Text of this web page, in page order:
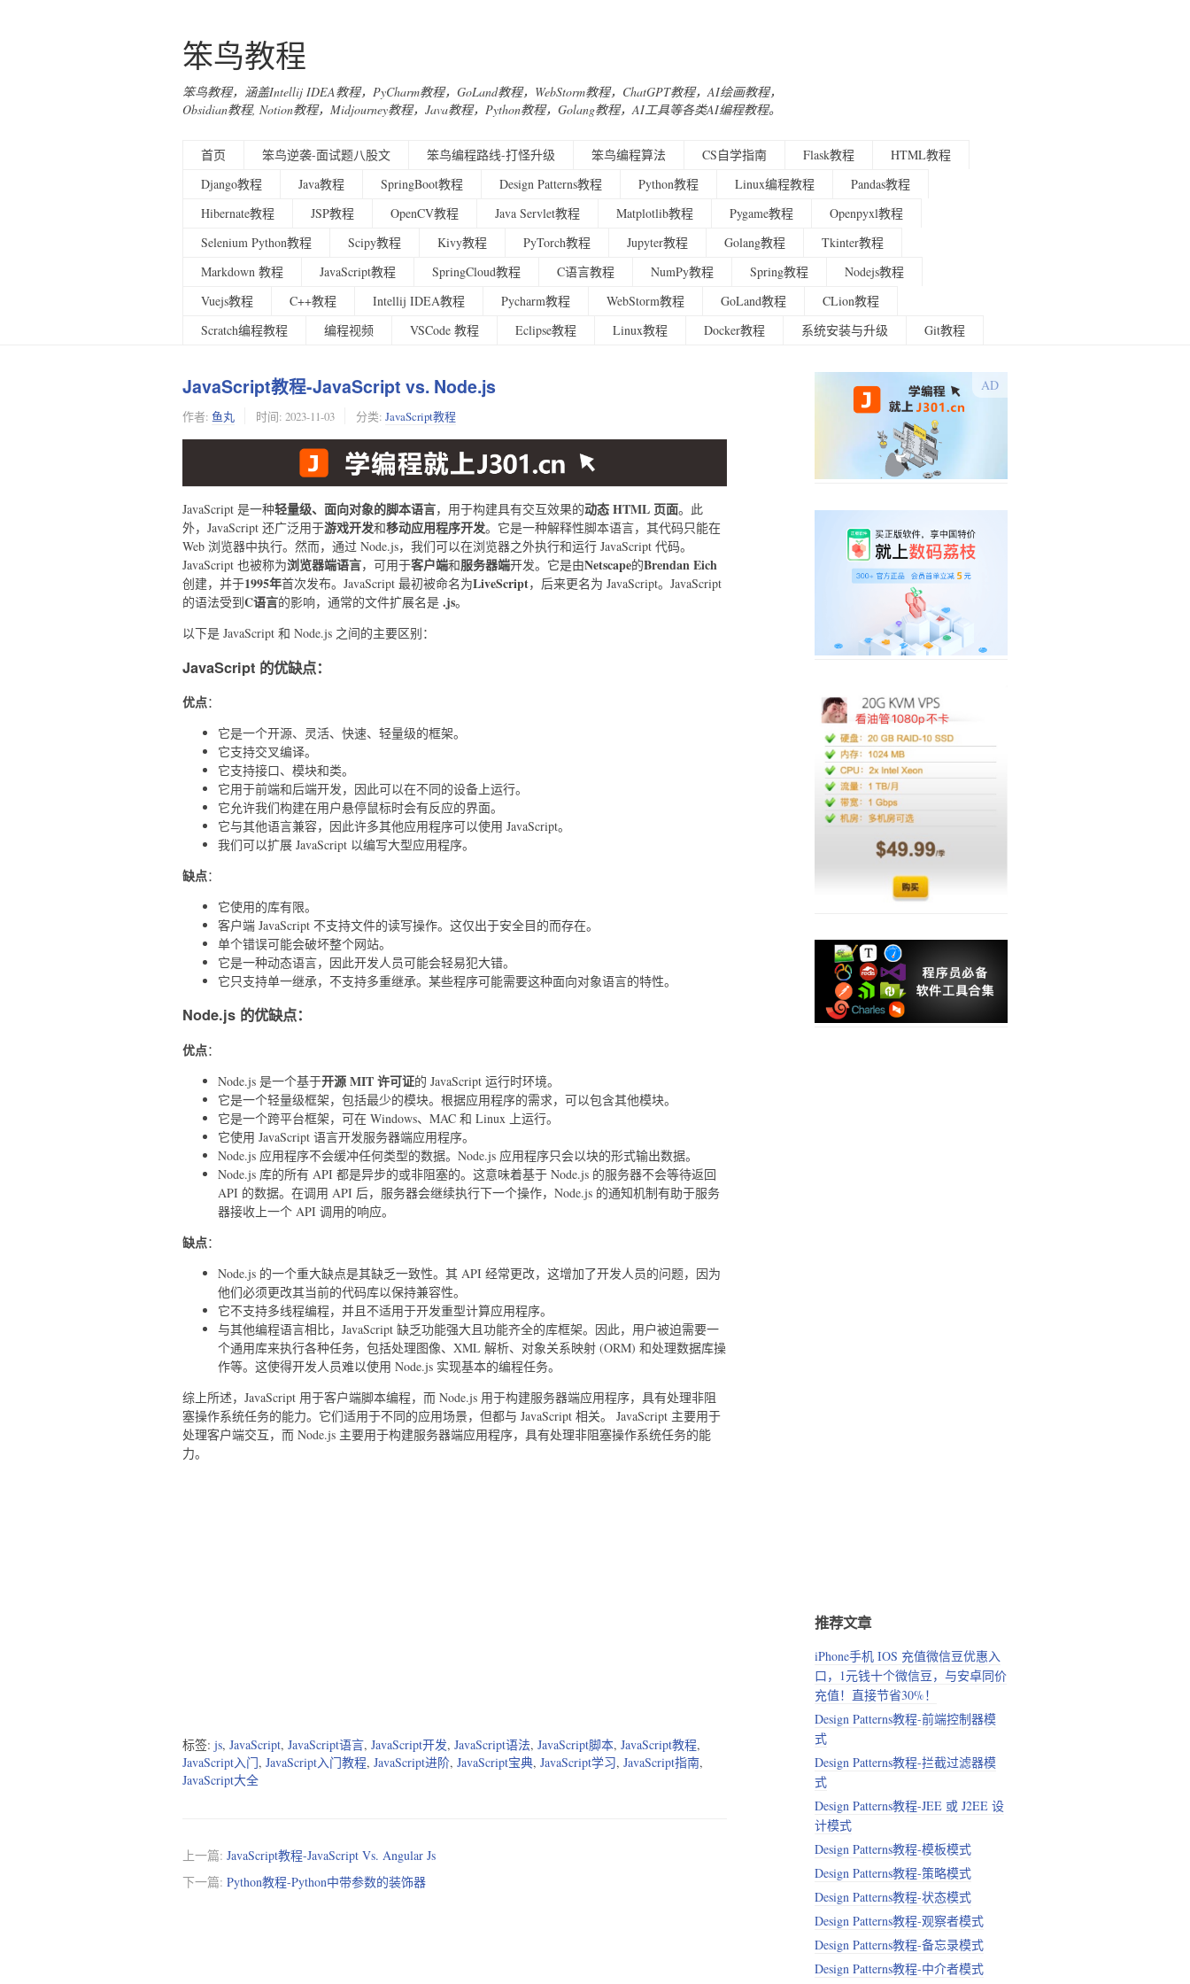
笨鸟教程
笨鸟教程，涵盖Intellij IDEA教程，PyCharm教程，GoLand教程，WebStorm教程，ChatGPT教程，AI绘画教程，
Obsidian教程, Notion教程，Midjourney教程，Java教程，Python教程，Golang教程，AI工具等各类AI编程教程。
首页 笨鸟逆袭-面试题八股文 笨鸟编程路线-打怪升级 笨鸟编程算法 CS自学指南 Flask教程
HTML教程
Django教程
Java教程 SpringBoot教程 Design Patterns教程 Python教程 Linux编程教程
Pandas教程
Hibernate教程
JSP教程 OpenCV教程 Java Servlet教程 Matplotlib教程 Pygame教程
Openpyxl教程
Selenium Python教程
Scipy教程 Kivy教程 PyTorch教程 Jupyter教程 Golang教程
Tkinter教程
Markdown 教程
JavaScript教程 SpringCloud教程 C语言教程 NumPy教程 Spring教程
Nodejs教程
Vuejs教程
C++教程 Intellij IDEA教程 Pycharm教程 WebStorm教程 GoLand教程
CLion教程
Scratch编程教程
编程视频 VSCode 教程 Eclipse教程 Linux教程 Docker教程 系统安装与升级 Git教程
JavaScript教程-JavaScript vs. Node.js
作者: 鱼丸 时间: 2023-11-03 分类: JavaScript教程
JavaScript 是一种轻量级、面向对象的脚本语言，用于构建具有交互效果的动态 HTML 页面。此
外，JavaScript 还广泛用于游戏开发和移动应用程序开发。它是一种解释性脚本语言，其代码只能在
Web 浏览器中执行。然而，通过 Node.js，我们可以在浏览器之外执行和运行 JavaScript 代码。
JavaScript 也被称为浏览器端语言，可用于客户端和服务器端开发。它是由Netscape的Brendan Eich
创建，并于1995年首次发布。JavaScript 最初被命名为LiveScript，后来更名为 JavaScript。JavaScript
的语法受到C语言的影响，通常的文件扩展名是 .js。
以下是 JavaScript 和 Node.js 之间的主要区别：
JavaScript 的优缺点：
优点：
它是一个开源、灵活、快速、轻量级的框架。
它支持交叉编译。
它支持接口、模块和类。
它用于前端和后端开发，因此可以在不同的设备上运行。
它允许我们构建在用户悬停鼠标时会有反应的界面。
它与其他语言兼容，因此许多其他应用程序可以使用 JavaScript。
我们可以扩展 JavaScript 以编写大型应用程序。
缺点：
它使用的库有限。
客户端 JavaScript 不支持文件的读写操作。这仅出于安全目的而存在。
单个错误可能会破坏整个网站。
它是一种动态语言，因此开发人员可能会轻易犯大错。
它只支持单一继承，不支持多重继承。某些程序可能需要这种面向对象语言的特性。
Node.js 的优缺点：
优点：
Node.js 是一个基于开源 MIT 许可证的 JavaScript 运行时环境。
它是一个轻量级框架，包括最少的模块。根据应用程序的需求，可以包含其他模块。
它是一个跨平台框架，可在 Windows、MAC 和 Linux 上运行。
它使用 JavaScript 语言开发服务器端应用程序。
Node.js 应用程序不会缓冲任何类型的数据。Node.js 应用程序只会以块的形式输出数据。
Node.js 库的所有 API 都是异步的或非阻塞的。这意味着基于 Node.js 的服务器不会等待返回
API 的数据。在调用 API 后，服务器会继续执行下一个操作，Node.js 的通知机制有助于服务
器接收上一个 API 调用的响应。
缺点：
Node.js 的一个重大缺点是其缺乏一致性。其 API 经常更改，这增加了开发人员的问题，因为
他们必须更改其当前的代码库以保持兼容性。
它不支持多线程编程，并且不适用于开发重型计算应用程序。
与其他编程语言相比，JavaScript 缺乏功能强大且功能齐全的库框架。因此，用户被迫需要一
个通用库来执行各种任务，包括处理图像、XML 解析、对象关系映射 (ORM) 和处理数据库操
作等。这使得开发人员难以使用 Node.js 实现基本的编程任务。
综上所述，JavaScript 用于客户端脚本编程，而 Node.js 用于构建服务器端应用程序，具有处理非阻
塞操作系统任务的能力。它们适用于不同的应用场景，但都与 JavaScript 相关。 JavaScript 主要用于
处理客户端交互，而 Node.js 主要用于构建服务器端应用程序，具有处理非阻塞操作系统任务的能
力。
标签: js, JavaScript, JavaScript语言, JavaScript开发, JavaScript语法, JavaScript脚本, JavaScript教程,
JavaScript入门, JavaScript入门教程, JavaScript进阶, JavaScript宝典, JavaScript学习, JavaScript指南,
JavaScript大全
上一篇: JavaScript教程-JavaScript Vs. Angular Js
下一篇: Python教程-Python中带参数的装饰器
推荐文章
iPhone手机 IOS 充值微信豆优惠入
口，1元钱十个微信豆，与安卓同价
充值！直接节省30%！
Design Patterns教程-前端控制器模
式
Design Patterns教程-拦截过滤器模
式
Design Patterns教程-JEE 或 J2EE 设
计模式
Design Patterns教程-模板模式
Design Patterns教程-策略模式
Design Patterns教程-状态模式
Design Patterns教程-观察者模式
Design Patterns教程-备忘录模式
Design Patterns教程-中介者模式